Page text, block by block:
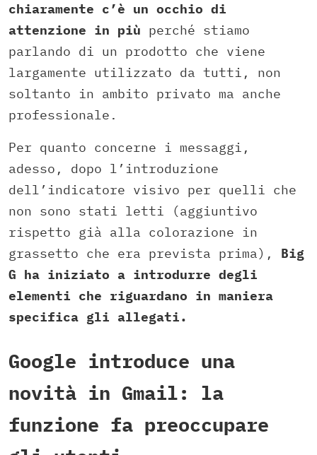
chiaramente c’è un occhio di
attenzione in più perché stiamo
parlando di un prodotto che viene
largamente utilizzato da tutti, non
soltanto in ambito privato ma anche
professionale.
Per quanto concerne i messaggi,
adesso, dopo l’introduzione
dell’indicatore visivo per quelli che
non sono stati letti (aggiuntivo
rispetto già alla colorazione in
grassetto che era prevista prima),
Big
G ha iniziato a introdurre degli
elementi che riguardano in maniera
specifica gli allegati.
Google introduce una
novità in Gmail: la
funzione fa preoccupare